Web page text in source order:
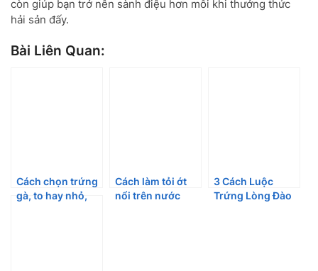
còn giúp bạn trở nên sành điệu hơn mỗi khi thưởng thức
hải sản đấy.
Bài Liên Quan:
Cách chọn trứng
gà, to hay nhỏ,
Cách làm tỏi ớt
nổi trên nước
3 Cách Luộc
Trứng Lòng Đào